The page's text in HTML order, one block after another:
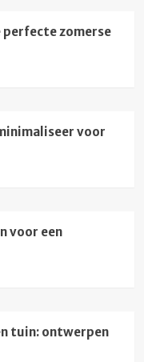
perfecte zomerse
voor
voor een
tuin: ontwerpen